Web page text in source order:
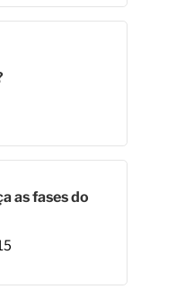
as fases do